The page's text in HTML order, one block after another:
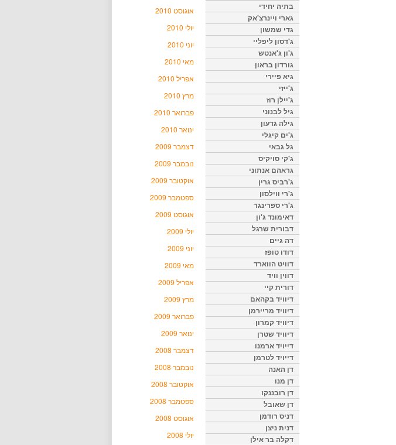
אוגוסט 2010
יולי 2010
יוני 2010
מאי 2010
אפריל 2010
מרץ 2010
פברואר 2010
ינואר 2010
דצמבר 2009
נובמבר 2009
אוקטובר 2009
ספטמבר 2009
אוגוסט 2009
יולי 2009
יוני 2009
מאי 2009
אפריל 2009
מרץ 2009
פברואר 2009
ינואר 2009
דצמבר 2008
נובמבר 2008
אוקטובר 2008
ספטמבר 2008
אוגוסט 2008
יולי 2008
בתיה יחידי
גארי ויינרצ'אק
גדי שמשון
ג'דסון ליפליי
ג'ון ג'אנטש
גורדון בראון
גיא פיירי
ג'ייזי
ג'יילן רוז
גיל לבנוני
גילה גדעון
ג'ים קיגלי
גל גבאי
ג'קי סויקיס
גראהם אנתוני
ג'רביס גרין
ג'רי ווילסון
ג'רי ספרינגר
דאימונד ג'ון
דבורית שרגל
דה גיים
דודו טופז
דוויט הווארד
דווין וויד
דורית קיי
דיוויד בקהאם
דיוויד מריירמן
דיוויד קמרון
דיוויד שטרן
דייויד ארמנו
דייויד לטרמן
דן האנה
דן מנו
דן רובננקו
דן שאובל
דניס רודמן
דנית ניצן
דקלה בר אילן